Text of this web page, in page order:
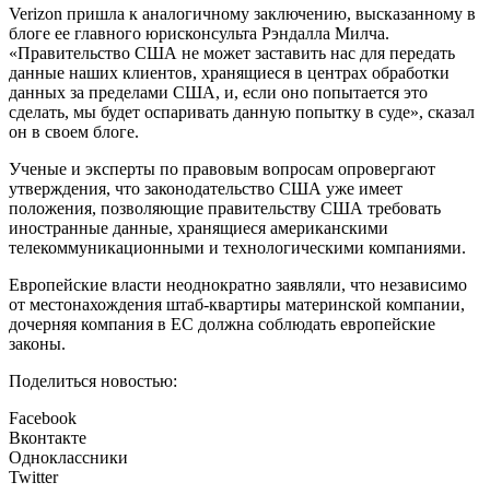
Verizon пришла к аналогичному заключению, высказанному в
блоге ее главного юрисконсульта Рэндалла Милча.
«Правительство США не может заставить нас для передать
данные наших клиентов, хранящиеся в центрах обработки
данных за пределами США, и, если оно попытается это
сделать, мы будет оспаривать данную попытку в суде», сказал
он в своем блоге.
Ученые и эксперты по правовым вопросам опровергают
утверждения, что законодательство США уже имеет
положения, позволяющие правительству США требовать
иностранные данные, хранящиеся американскими
телекоммуникационными и технологическими компаниями.
Европейские власти неоднократно заявляли, что независимо
от местонахождения штаб-квартиры материнской компании,
дочерняя компания в ЕС должна соблюдать европейские
законы.
Поделиться новостью:
Facebook
Вконтакте
Одноклассники
Twitter